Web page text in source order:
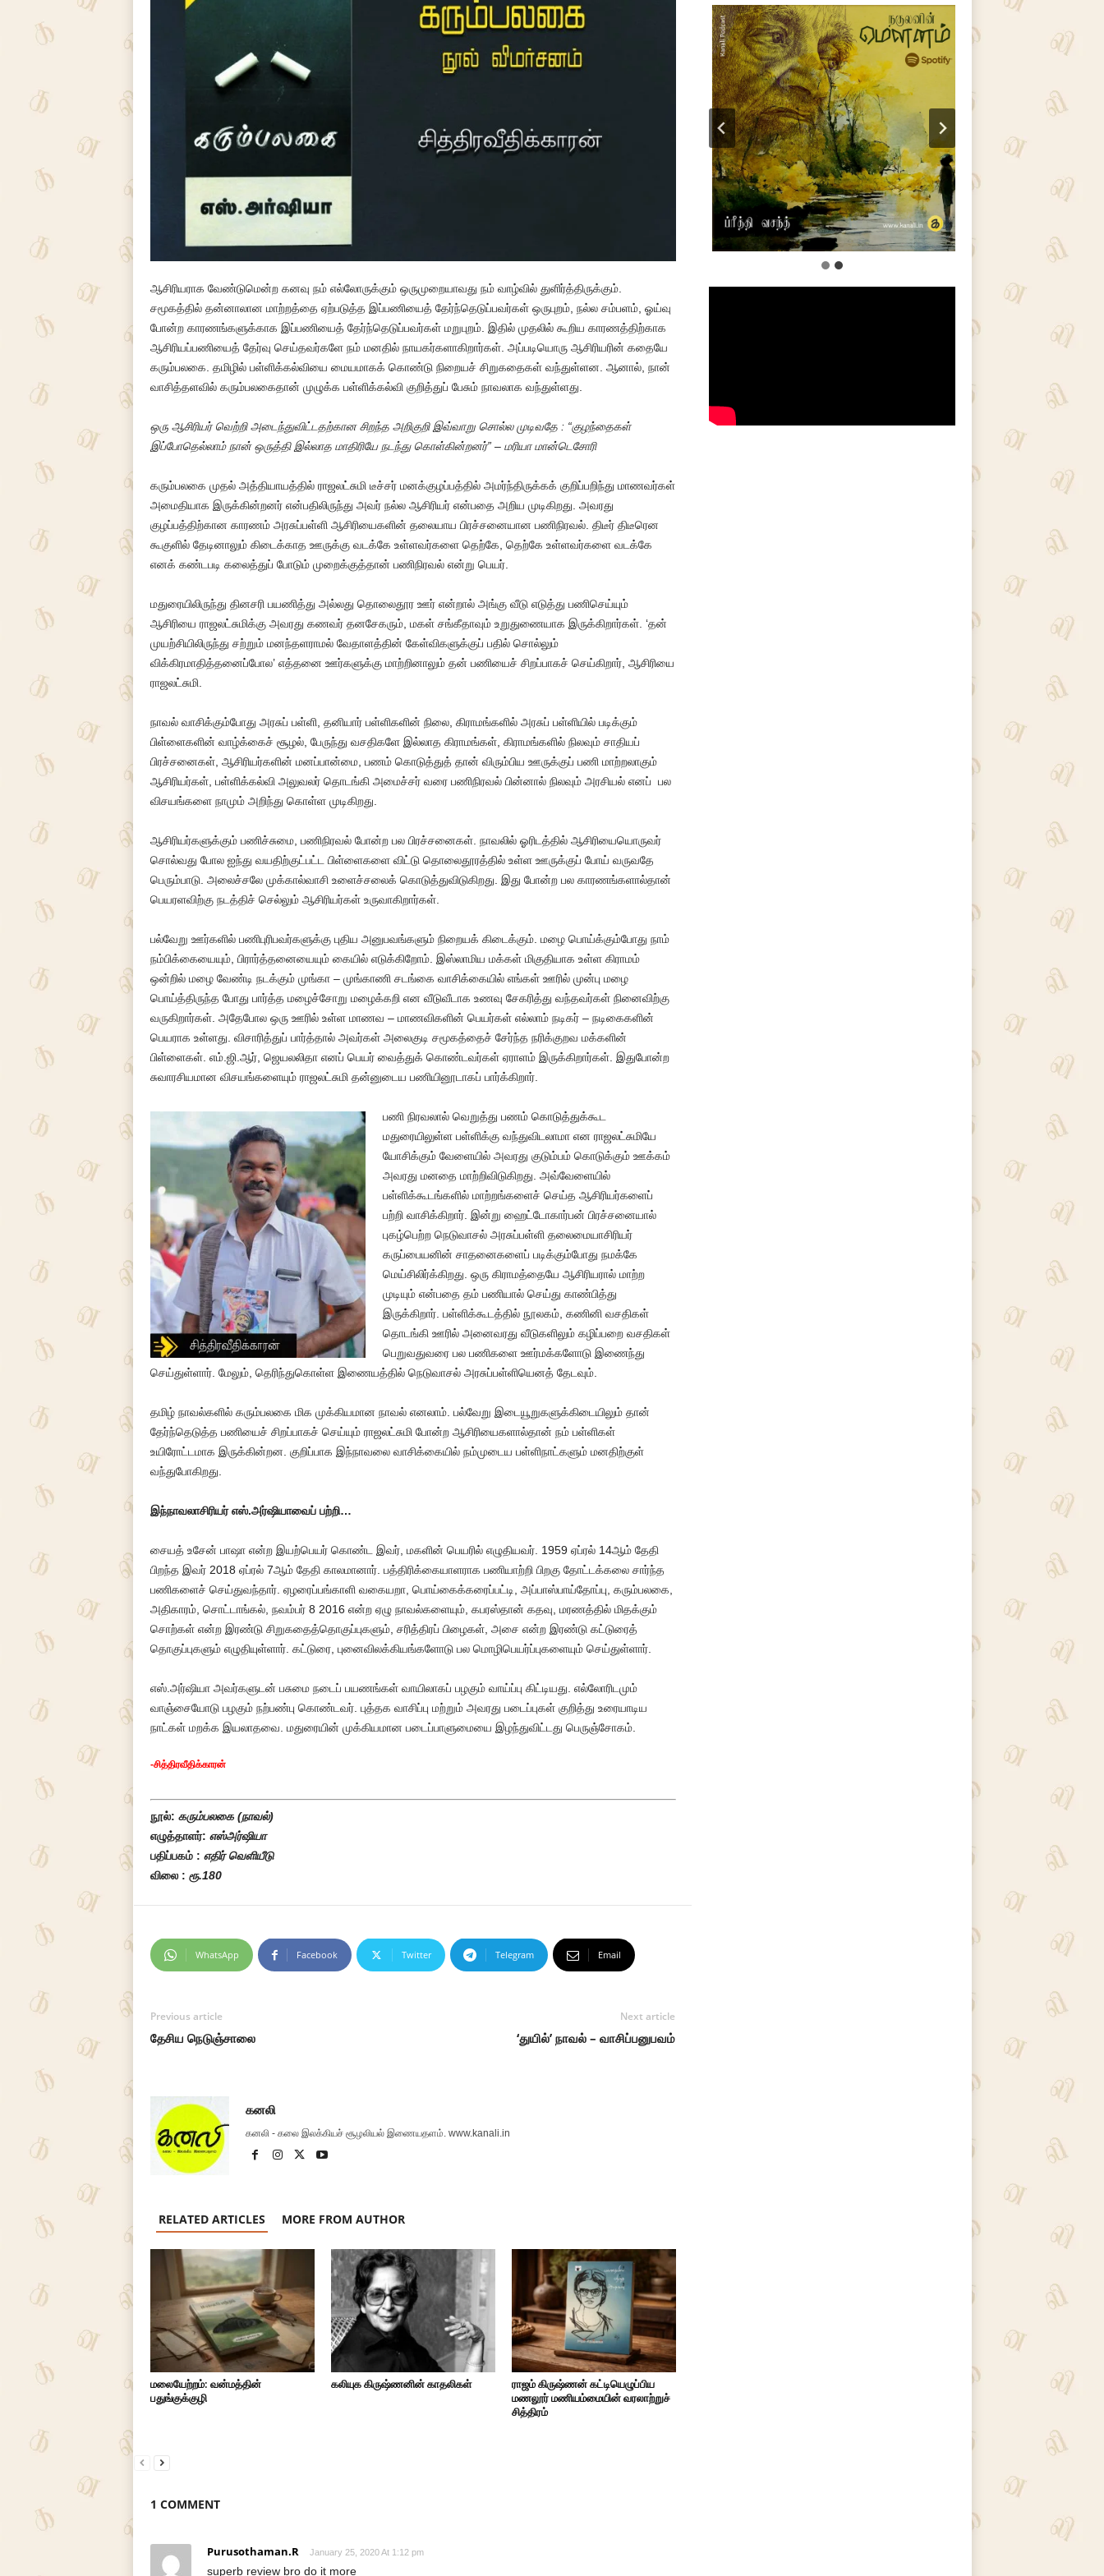
ஆசிரியராக வேண்டுமென்ற கனவு நம் எல்லோருக்கும் ஒருமுறையாவது நம் வாழ்வில் துளிர்த்திருக்கும்.
சமூகத்தில் தன்னாலான மாற்றத்தை ஏற்படுத்த இப்பணியைத் தேர்ந்தெடுப்பவர்கள் ஒருபுறம், நல்ல சம்பளம், ஓய்வு
போன்ற காரணங்களுக்காக இப்பணியைத் தேர்ந்தெடுப்பவர்கள் மறுபுறம். இதில் முதலில் கூறிய காரணத்திற்காக
ஆசிரியப்பணியைத் தேர்வு செய்தவர்களே நம் மனதில் நாயகர்களாகிறார்கள். அப்படியொரு ஆசிரியரின் கதையே
கரும்பலகை. தமிழில் பள்ளிக்கல்வியை மையமாகக் கொண்டு நிறையச் சிறுகதைகள் வந்துள்ளன. ஆனால், நான்
வாசித்தளவில் கரும்பலகைதான் முழுக்க பள்ளிக்கல்வி குறித்துப் பேசும் நாவலாக வந்துள்ளது.
ஒரு ஆசிரியர் வெற்றி அடைந்துவிட்டதற்கான சிறந்த அறிகுறி இவ்வாறு சொல்ல முடிவதே : “குழந்தைகள்
இப்போதெல்லாம் நான் ஒருத்தி இல்லாத மாதிரியே நடந்து கொள்கின்றனர்”– மரியா மான்டெசோரி
கரும்பலகை முதல் அத்தியாயத்தில் ராஜலட்சுமி டீச்சர் மனக்குழப்பத்தில் அமர்ந்திருக்கக் குறிப்பறிந்து மாணவர்கள்
அமைதியாக இருக்கின்றனர் என்பதிலிருந்து அவர் நல்ல ஆசிரியர் என்பதை அறிய முடிகிறது. அவரது
குழப்பத்திற்கான காரணம் அரசுப்பள்ளி ஆசிரியைகளின் தலையாய பிரச்சனையான பணிநிரவல். திடீர் திடீரென
கூகுளில் தேடினாலும் கிடைக்காத ஊருக்கு வடக்கே உள்ளவர்களை தெற்கே, தெற்கே உள்ளவர்களை வடக்கே
எனக் கண்டபடி கலைத்துப் போடும் முறைக்குத்தான் பணிநிரவல் என்று பெயர்.
மதுரையிலிருந்து தினசரி பயணித்து அல்லது தொலைதூர ஊர் என்றால் அங்கு வீடு எடுத்து பணிசெய்யும்
ஆசிரியை ராஜலட்சுமிக்கு அவரது கணவர் தனசேகரும், மகள் சங்கீதாவும் உறுதுணையாக இருக்கிறார்கள். ‘தன்
முயற்சியிலிருந்து சற்றும் மனந்தளராமல் வேதாளத்தின் கேள்விகளுக்குப் பதில் சொல்லும்
விக்கிரமாதித்தனைப்போல’ எத்தனை ஊர்களுக்கு மாற்றினாலும் தன் பணியைச் சிறப்பாகச் செய்கிறார், ஆசிரியை
ராஜலட்சுமி.
நாவல் வாசிக்கும்போது அரசுப் பள்ளி, தனியார் பள்ளிகளின் நிலை, கிராமங்களில் அரசுப் பள்ளியில் படிக்கும்
பிள்ளைகளின் வாழ்க்கைச் சூழல், பேருந்து வசதிகளே இல்லாத கிராமங்கள், கிராமங்களில் நிலவும் சாதியப்
பிரச்சனைகள், ஆசிரியர்களின் மனப்பான்மை, பணம் கொடுத்துத் தான் விரும்பிய ஊருக்குப் பணி மாற்றலாகும்
ஆசிரியர்கள், பள்ளிக்கல்வி அலுவலர் தொடங்கி அமைச்சர் வரை பணிநிரவல் பின்னால் நிலவும் அரசியல் எனப் பல
விசயங்களை நாமும் அறிந்து கொள்ள முடிகிறது.
ஆசிரியர்களுக்கும் பணிச்சுமை, பணிநிரவல் போன்ற பல பிரச்சனைகள். நாவலில் ஓரிடத்தில் ஆசிரியையொருவர்
சொல்வது போல ஐந்து வயதிற்குட்பட்ட பிள்ளைகளை விட்டு தொலைதூரத்தில் உள்ள ஊருக்குப் போய் வருவதே
பெரும்பாடு. அலைச்சலே முக்கால்வாசி உளைச்சலைக் கொடுத்துவிடுகிறது. இது போன்ற பல காரணங்களால்தான்
பெயரளவிற்கு நடத்திச் செல்லும் ஆசிரியர்கள் உருவாகிறார்கள்.
பல்வேறு ஊர்களில் பணிபுரிபவர்களுக்கு புதிய அனுபவங்களும் நிறையக் கிடைக்கும். மழை பொய்க்கும்போது நாம்
நம்பிக்கையையும், பிரார்த்தனையையும் கையில் எடுக்கிறோம். இஸ்லாமிய மக்கள் மிகுதியாக உள்ள கிராமம்
ஒன்றில் மழை வேண்டி நடக்கும் முங்கா – முங்காணி சடங்கை வாசிக்கையில் எங்கள் ஊரில் முன்பு மழை
பொய்த்திருந்த போது பார்த்த மழைச்சோறு மழைக்கறி என வீடுவீடாக உணவு சேகரித்து வந்தவர்கள் நினைவிற்கு
வருகிறார்கள். அதேபோல ஒரு ஊரில் உள்ள மாணவ – மாணவிகளின் பெயர்கள் எல்லாம் நடிகர் – நடிகைகளின்
பெயராக உள்ளது. விசாரித்துப் பார்த்தால் அவர்கள் அலைகுடி சமூகத்தைச் சேர்ந்த நரிக்குறவ மக்களின்
பிள்ளைகள். எம்.ஜி.ஆர், ஜெயலலிதா எனப் பெயர் வைத்துக் கொண்டவர்கள் ஏராளம் இருக்கிறார்கள். இதுபோன்ற
சுவாரசியமான விசயங்களையும் ராஜலட்சுமி தன்னுடைய பணியினூடாகப் பார்க்கிறார்.
பணி நிரவலால் வெறுத்து பணம் கொடுத்துக்கூட
மதுரையிலுள்ள பள்ளிக்கு வந்துவிடலாமா என ராஜலட்சுமியே
யோசிக்கும் வேளையில் அவரது குடும்பம் கொடுக்கும் ஊக்கம்
அவரது மனதை மாற்றிவிடுகிறது. அவ்வேளையில்
பள்ளிக்கூடங்களில் மாற்றங்களைச் செய்த ஆசிரியர்களைப்
பற்றி வாசிக்கிறார். இன்று ஹைட்டோகார்பன் பிரச்சனையால்
புகழ்பெற்ற நெடுவாசல் அரசுப்பள்ளி தலைமையாசிரியர்
கருப்பையனின் சாதனைகளைப் படிக்கும்போது நமக்கே
மெய்சிலிர்க்கிறது. ஒரு கிராமத்தையே ஆசிரியரால் மாற்ற
முடியும் என்பதை தம் பணியால் செய்து காண்பித்து
இருக்கிறார். பள்ளிக்கூடத்தில் நூலகம், கணினி வசதிகள்
தொடங்கி ஊரில் அனைவரது வீடுகளிலும் கழிப்பறை வசதிகள்
பெறுவதுவரை பல பணிகளை ஊர்மக்களோடு இணைந்து
செய்துள்ளார். மேலும், தெரிந்துகொள்ள இணையத்தில் நெடுவாசல் அரசுப்பள்ளியெனத் தேடவும்.
தமிழ் நாவல்களில் கரும்பலகை மிக முக்கியமான நாவல் எனலாம். பல்வேறு இடையூறுகளுக்கிடையிலும் தான்
தேர்ந்தெடுத்த பணியைச் சிறப்பாகச் செய்யும் ராஜலட்சுமி போன்ற ஆசிரியைகளால்தான் நம் பள்ளிகள்
உயிரோட்டமாக இருக்கின்றன. குறிப்பாக இந்நாவலை வாசிக்கையில் நம்முடைய பள்ளிநாட்களும் மனதிற்குள்
வந்துபோகிறது.
இந்நாவலாசிரியர் எஸ்.அர்ஷியாவைப் பற்றி…
சையத் உசேன் பாஷா என்ற இயற்பெயர் கொண்ட இவர், மகளின் பெயரில் எழுதியவர். 1959 ஏப்ரல் 14ஆம் தேதி
பிறந்த இவர் 2018 ஏப்ரல் 7ஆம் தேதி காலமானார். பத்திரிக்கையாளராக பணியாற்றி பிறகு தோட்டக்கலை சார்ந்த
பணிகளைச் செய்துவந்தார். ஏழரைப்பங்காளி வகையறா, பொய்கைக்கரைப்பட்டி, அப்பாஸ்பாய்தோப்பு, கரும்பலகை,
அதிகாரம், சொட்டாங்கல், நவம்பர் 8 2016 என்ற ஏழு நாவல்களையும், கபரஸ்தான் கதவு, மரணத்தில் மிதக்கும்
சொற்கள் என்ற இரண்டு சிறுகதைத்தொகுப்புகளும், சரித்திரப் பிழைகள், அசை என்ற இரண்டு கட்டுரைத்
தொகுப்புகளும் எழுதியுள்ளார். கட்டுரை, புனைவிலக்கியங்களோடு பல மொழிபெயர்ப்புகளையும் செய்துள்ளார்.
எஸ்.அர்ஷியா அவர்களுடன் பசுமை நடைப் பயணங்கள் வாயிலாகப் பழகும் வாய்ப்பு கிட்டியது. எல்லோரிடமும்
வாஞ்சையோடு பழகும் நற்பண்பு கொண்டவர். புத்தக வாசிப்பு மற்றும் அவரது படைப்புகள் குறித்து உரையாடிய
நாட்கள் மறக்க இயலாதவை. மதுரையின் முக்கியமான படைப்பாளுமையை இழந்துவிட்டது பெருஞ்சோகம்.
-சித்திரவீதிக்காரன்
நூல்: கரும்பலகை (நாவல்)
எழுத்தாளர்: எஸ்அர்ஷியா
பதிப்பகம் : எதிர் வெளியீடு
விலை : ரூ.180
WhatsApp Facebook Twitter Telegram Email
Previous article
தேசிய நெடுஞ்சாலை
Next article
‘துயில்’ நாவல் – வாசிப்பனுபவம்
கனலி
கனலி - கலை இலக்கியச் சூழலியல் இணையதளம். www.kanali.in
RELATED ARTICLES MORE FROM AUTHOR
மலையேற்றம்: வன்மத்தின்
பதுங்குக்குழி
கலியுக கிருஷ்ணனின் காதலிகள்
ராஜம் கிருஷ்ணன் கட்டியெழுப்பிய
மணலூர் மணியம்மையின் வரலாற்றுச்
சித்திரம்
1 COMMENT
Purusothaman.R January 25, 2020 At 1:12 pm
superb review bro do it more